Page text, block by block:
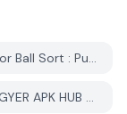
Bagaimana saya boleh memuat turun Color Ball Sort : Puzzle Game dari PGYER APK HUB?
Adakah Color Ball Sort : Puzzle Game di PGYER APK HUB percuma untuk dimuat turun?